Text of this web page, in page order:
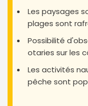
Les paysages
plages sont
Possibilité
otaries sur les
Les activités
pêche sont